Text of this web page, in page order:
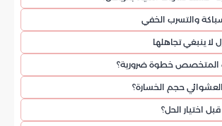
والتسرب الخفي
لا ينبغي تجاهلها
المتخصص خطوة ضرورية؟
العشوائي حجم الخسارة؟
اختيار الحل؟